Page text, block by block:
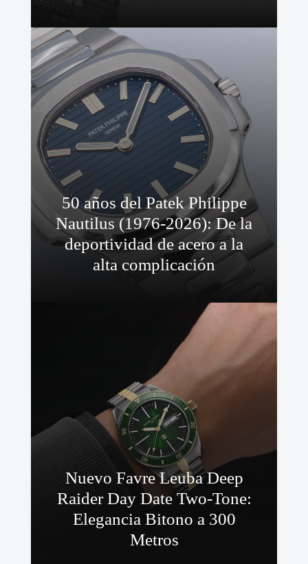
50 años del Patek Philippe
Nautilus (1976-2026): De la
deportividad de acero a la
alta complicación
Nuevo Favre Leuba Deep
Raider Day Date Two-Tone:
Elegancia Bitono a 300
Metros